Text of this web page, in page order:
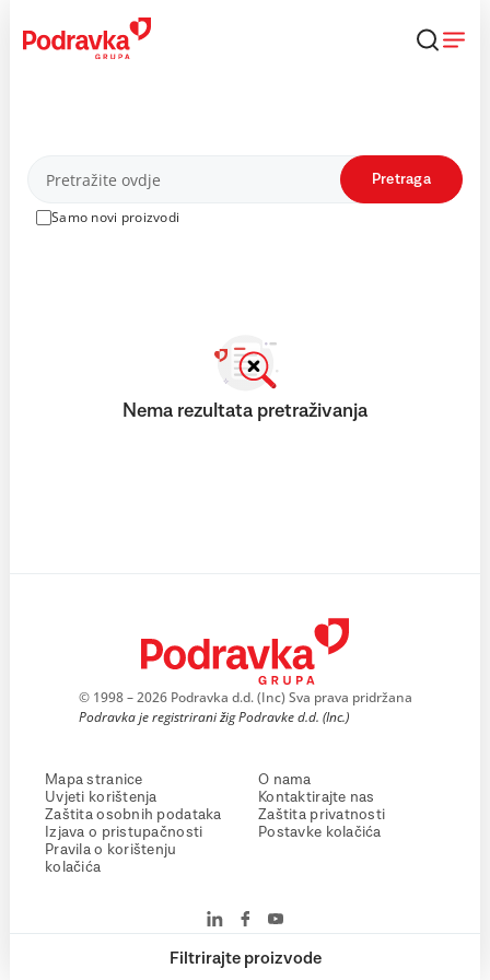
content
Proizvodi
Samo novi proizvodi
Pretraga
Filtrirajte proizvode
Nema rezultata pretraživanja
© 1998 – 2026 Podravka d.d. (Inc) Sva prava pridržana
Podravka je registrirani žig Podravke d.d. (Inc.)
Mapa stranice
Uvjeti korištenja
Zaštita osobnih podataka
Izjava o pristupačnosti
Pravila o korištenju
kolačića
O nama
Kontaktirajte nas
Zaštita privatnosti
Postavke kolačića